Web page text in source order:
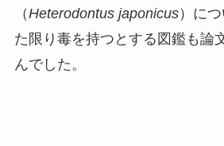
（Heterodontus japonicus）に
た限り毒を持つとする図鑑も論
んでした。